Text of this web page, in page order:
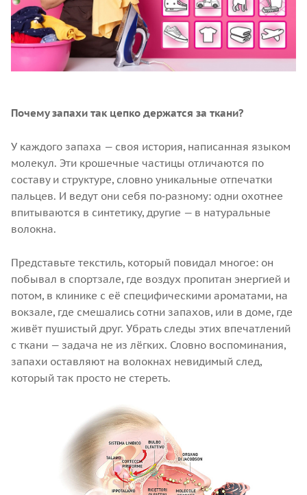
Почему запахи так цепко держатся за ткани?
У каждого запаха — своя история, написанная языком
молекул. Эти крошечные частицы отличаются по
составу и структуре, словно уникальные отпечатки
пальцев. И ведут они себя по‑разному: одни охотнее
впитываются в синтетику, другие — в натуральные
волокна.
Представьте текстиль, который повидал многое: он
побывал в спортзале, где воздух пропитан энергией и
потом, в клинике с её специфическими ароматами, на
вокзале, где смешались сотни запахов, или в доме, где
живёт пушистый друг. Убрать следы этих впечатлений
с ткани — задача не из лёгких. Словно воспоминания,
запахи оставляют на волокнах невидимый след,
который так просто не стереть.